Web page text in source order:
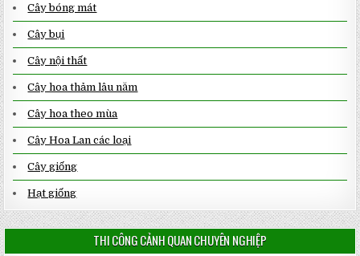
Cây bóng mát
Cây bụi
Cây nội thất
Cây hoa thảm lâu năm
Cây hoa theo mùa
Cây Hoa Lan các loại
Cây giống
Hạt giống
THI CÔNG CẢNH QUAN CHUYÊN NGHIỆP